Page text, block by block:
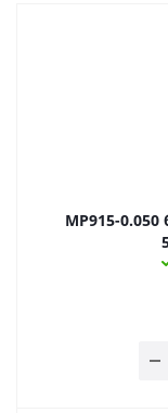
MP915-0.050 безиндуктивный т/п шунт 15Вт: